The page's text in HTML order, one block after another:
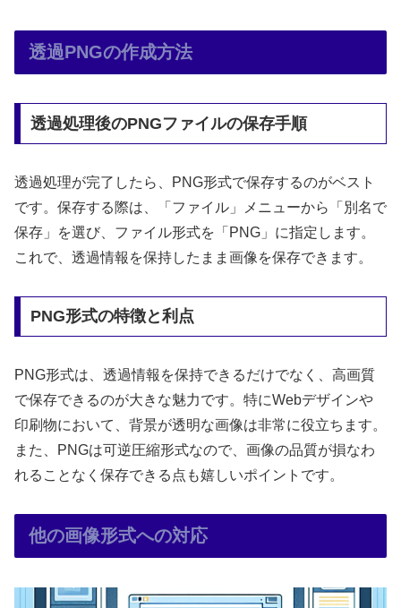
透過PNGの作成方法
透過処理後のPNGファイルの保存手順
透過処理が完了したら、PNG形式で保存するのがベスト
です。保存する際は、「ファイル」メニューから「別名で
保存」を選び、ファイル形式を「PNG」に指定します。
これで、透過情報を保持したまま画像を保存できます。
PNG形式の特徴と利点
PNG形式は、透過情報を保持できるだけでなく、高画質
で保存できるのが大きな魅力です。特にWebデザインや
印刷物において、背景が透明な画像は非常に役立ちます。
また、PNGは可逆圧縮形式なので、画像の品質が損なわ
れることなく保存できる点も嬉しいポイントです。
他の画像形式への対応